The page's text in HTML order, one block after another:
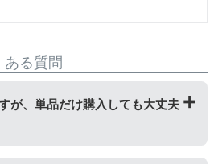
る質問
が、単品だけ購入しても大丈夫